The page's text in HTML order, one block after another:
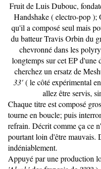
Fruit de Luis Dubouc,
Handshake ( electro-pop
qu'il a composé seul mais
du batteur Travis Orbin du
chevronné dans les
longtemps sur cet EP d'une
cherchez un ersatz de
33'( le côté expérimental
allez être servis,
Chaque titre est composé
tourne en boucle; puis
refrain. Décrit comme ça ce
pourtant loin d'être mauvais.
indéniablement.
Appuyé par une production